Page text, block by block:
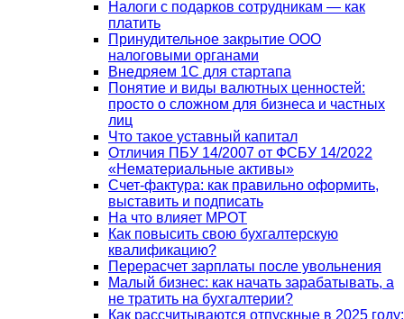
Налоги с подарков сотрудникам — как
платить
Принудительное закрытие ООО
налоговыми органами
Внедряем 1С для стартапа
Понятие и виды валютных ценностей:
просто о сложном для бизнеса и частных
лиц
Что такое уставный капитал
Отличия ПБУ 14/2007 от ФСБУ 14/2022
«Нематериальные активы»
Счет-фактура: как правильно оформить,
выставить и подписать
На что влияет МРОТ
Как повысить свою бухгалтерскую
квалификацию?
Перерасчет зарплаты после увольнения
Малый бизнес: как начать зарабатывать, а
не тратить на бухгалтерии?
Как рассчитываются отпускные в 2025 году: